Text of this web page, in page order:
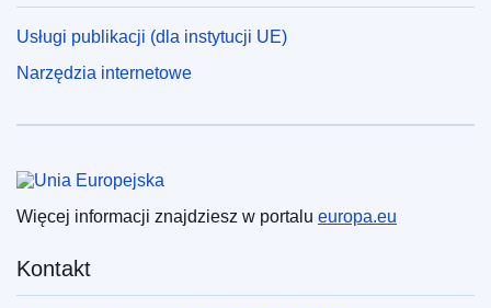
Usługi publikacji (dla instytucji UE)
Narzędzia internetowe
Więcej informacji znajdziesz w portalu europa.eu
Kontakt